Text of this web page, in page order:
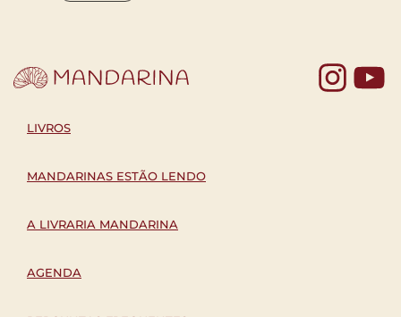
LIVROS
MANDARINAS ESTÃO LENDO
A LIVRARIA MANDARINA
AGENDA